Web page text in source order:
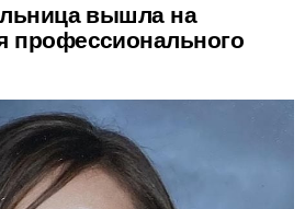
вышла на
профессионального